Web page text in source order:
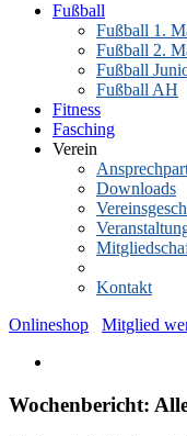
Fußball
Fußball 1.
Fußball 2.
Fußball
Fußball AH
Fitness
Fasching
Verein
Downloads
Kontakt
Onlineshop
Mitglied
Wochenbericht: